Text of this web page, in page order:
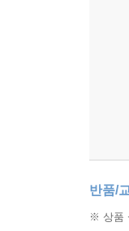
반품/
※ 상품